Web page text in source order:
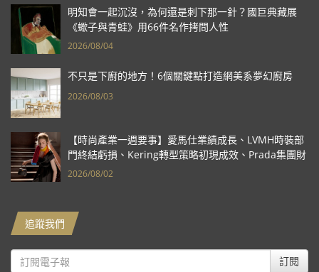
明知會一起沉沒，為何還是刺下那一針？國巨典藏展
《蠍子與青蛙》用66件名作拷問人性
2026/08/04
不只是下廚的地方！6個關鍵點打造網美系夢幻廚房
2026/08/03
【時尚產業一週要事】愛馬仕業績成長、LVMH時裝部
門終結虧損、Kering轉型策略初現成效、Prada集團財
報亮眼
2026/08/02
追蹤我們
訂閱